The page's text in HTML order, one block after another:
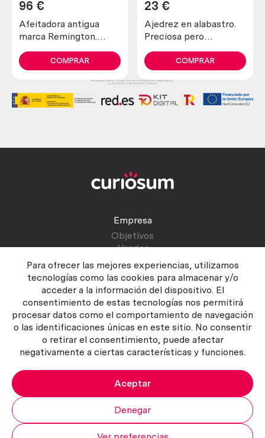
Para ofrecer las mejores experiencias, utilizamos
tecnologías como las cookies para almacenar y/o
acceder a la información del dispositivo. El
consentimiento de estas tecnologías nos permitirá
procesar datos como el comportamiento de navegación
o las identificaciones únicas en este sitio. No consentir
o retirar el consentimiento, puede afectar
negativamente a ciertas características y funciones.
Aceptar
Denegar
Afeitadora antigua
marca Remington.
colección
96 €
COMPRAR
Ajedrez en alabastro.
Preciosa pero
estado.
23 €
COMPRAR
Empresa
Objetivos
Vender
Atención al cliente
Contactar
Manual del vendedor
Política del servicio
Política de Cookies
Copyright ©2026 Curiosum S.L. Todos los derechos reservados.